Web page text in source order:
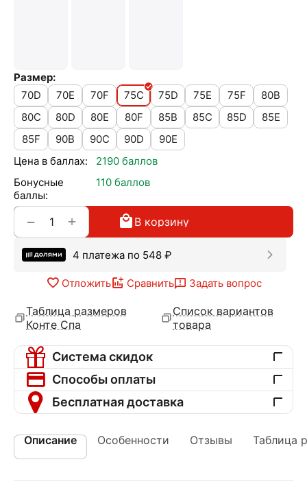
Размер:
70D
70E 70F 75C 75D 75E 75F
80B
80C
80D 80E 80F 85B 85C 85D
85E
85F
90B 90C 90D
90E
Цена в баллах:
2190 баллов
Бонусные
баллы:
110 баллов
+
− В корзину
4 платежа по 548 ₽
Отложить Сравнить Задать вопрос
Таблица размеров
Конте Спа
Список вариантов
товара
Система скидок
Способы оплаты
Бесплатная доставка
Описание Особенности Отзывы Таблица